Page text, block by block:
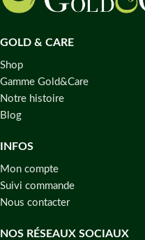
GOLD & CARE
Shop
Gamme Gold&Care
Notre histoire
Blog
INFOS
Mon compte
Suivi commande
Nous contacter
NOS RÉSEAUX SOCIAUX